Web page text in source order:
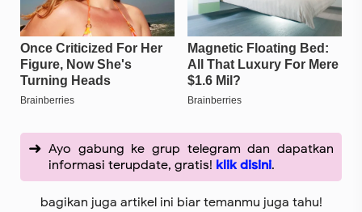
Ayo gabung ke grup telegram dan dapatkan
informasi terupdate, gratis! klik disini.
bagikan juga artikel ini biar temanmu juga tahu!